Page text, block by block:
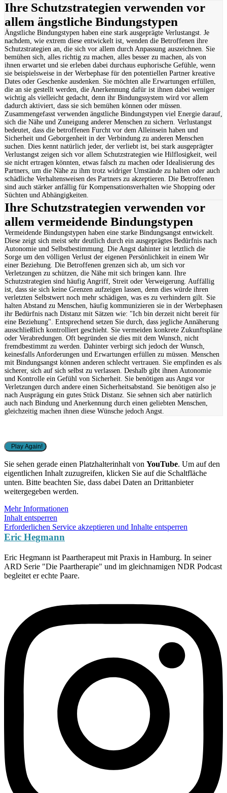
Ihre Schutzstrategien verwenden vor
allem ängstliche Bindungstypen
Ängstliche Bindungstypen haben eine stark ausgeprägte Verlustangst. Je
nachdem, wie extrem diese entwickelt ist, wenden die Betroffenen ihre
Schutzstrategien an, die sich vor allem durch Anpassung auszeichnen. Sie
bemühen sich, alles richtig zu machen, alles besser zu machen, als von
ihnen erwartet und sie erleben dabei durchaus euphorische Gefühle, wenn
sie beispielsweise in der Werbephase für den potentiellen Partner kreative
Dates oder Geschenke ausdenken. Sie möchten alle Erwartungen erfüllen,
die an sie gestellt werden, die Anerkennung dafür ist ihnen dabei weniger
wichtig als vielleicht gedacht, denn ihr Bindungssystem wird vor allem
dadurch aktiviert, dass sie sich bemühen können oder müssen.
Zusammengefasst verwenden ängstliche Bindungstypen viel Energie darauf,
sich die Nähe und Zuneigung anderer Menschen zu sichern. Verlustangst
bedeutet, dass die betroffenen Furcht vor dem Alleinsein haben und
Sicherheit und Geborgenheit in der Verbindung zu anderen Menschen
suchen. Dies kennt natürlich jeder, der verliebt ist, bei stark ausgeprägter
Verlustangst zeigen sich vor allem Schutzstrategien wie Hilflosigkeit, weil
sie nicht ertragen könnten, etwas falsch zu machen oder Idealisierung des
Partners, um die Nähe zu ihm trotz widriger Umstände zu halten oder auch
schädliche Verhaltensweisen des Partners zu akzeptieren. Die Betroffenen
sind auch stärker anfällig für Kompensationsverhalten wie Shopping oder
Süchten und Abhängigkeiten.
Ihre Schutzstrategien verwenden vor
allem vermeidende Bindungstypen
Vermeidende Bindungstypen haben eine starke Bindungsangst entwickelt.
Diese zeigt sich meist sehr deutlich durch ein ausgeprägtes Bedürfnis nach
Autonomie und Selbstbestimmung. Die Angst dahinter ist letztlich die
Sorge um den völligen Verlust der eigenen Persönlichkeit in einem Wir
einer Beziehung. Die Betroffenen grenzen sich ab, um sich vor
Verletzungen zu schützen, die Nähe mit sich bringen kann. Ihre
Schutzstrategien sind häufig Angriff, Streit oder Verweigerung. Auffällig
ist, dass sie sich keine Grenzen aufzeigen lassen, denn dies würde ihren
verletzten Selbstwert noch mehr schädigen, was es zu verhindern gilt. Sie
halten Abstand zu Menschen, häufig kommunizieren sie in der Werbephasen
ihr Bedürfnis nach Distanz mit Sätzen wie: "Ich bin derzeit nicht bereit für
eine Beziehung". Entsprechend setzen Sie durch, dass jegliche Annäherung
ausschließlich kontrolliert geschieht. Sie vermeiden konkrete Zukunftspläne
oder Verabredungen. Oft begründen sie dies mit dem Wunsch, nicht
fremdbestimmt zu werden. Dahinter verbirgt sich jedoch der Wunsch,
keinesfalls Anforderungen und Erwartungen erfüllen zu müssen. Menschen
mit Bindungsangst können anderen schlecht vertrauen. Sie empfinden es als
sicherer, sich auf sich selbst zu verlassen. Deshalb gibt ihnen Autonomie
und Kontrolle ein Gefühl von Sicherheit. Sie benötigen aus Angst vor
Verletzungen durch andere einen Sicherheitsabstand. Sie benötigen also je
nach Ausprägung ein gutes Stück Distanz. Sie sehnen sich aber natürlich
auch nach Bindung und Anerkennung durch einen geliebten Menschen,
gleichzeitig machen ihnen diese Wünsche jedoch Angst.
Play Again!
Sie sehen gerade einen Platzhalterinhalt von YouTube. Um auf den
eigentlichen Inhalt zuzugreifen, klicken Sie auf die Schaltfläche
unten. Bitte beachten Sie, dass dabei Daten an Drittanbieter
weitergegeben werden.
Mehr Informationen
Inhalt entsperren
Erforderlichen Service akzeptieren und Inhalte entsperren
Eric Hegmann
Eric Hegmann ist Paartherapeut mit Praxis in Hamburg. In seiner
ARD Serie "Die Paartherapie" und im gleichnamigen NDR Podcast
begleitet er echte Paare.